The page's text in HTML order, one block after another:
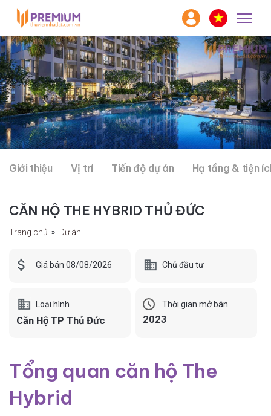
Giới thiệu Vị trí Tiến độ dự án Hạ tầng & tiện
CĂN HỘ THE HYBRID THỦ ĐỨC
Trang chủ Dự án
Giá bán 08/08/2026 Chủ đầu tư
Loại hình
Căn Hộ TP Thủ Đức
Thời gian mở bán
2023
Tổng quan căn hộ The
Hybrid